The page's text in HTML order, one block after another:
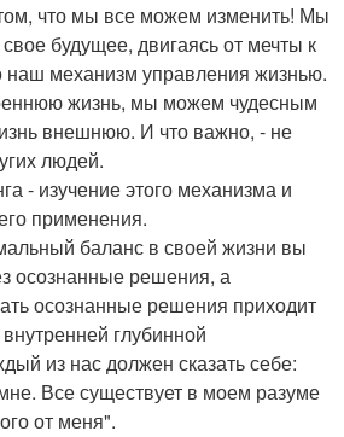
что мы все можем изменить! Мы
будущее, двигаясь от мечты к
наш механизм управления жизнью.
жизнь, мы можем чудесным
внешнюю. И что важно, - не
людей.
- изучение этого механизма и
применения.
баланс в своей жизни вы
осознанные решения, а
осознанные решения приходит
глубинной
из нас должен сказать себе:
Все существует в моем разуме
от меня".